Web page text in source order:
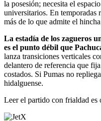
la posesión; necesita el
universitarios. En temporadas
más de lo que admite el
La estadía de los zagueros
es el punto débil que
lanza transiciones verticales
delantero de referencia que
costados. Si Pumas no
hidalguense.
Leer el partido con frialdad es